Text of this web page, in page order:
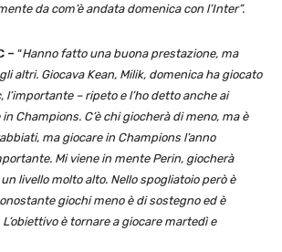
da com’è andata domenica con l’Inter”.
– “Hanno fatto una buona prestazione, ma
altri. Giocava Kean, Milik, domenica ha giocato
l’importante – ripeto e l’ho detto anche ai
Champions. C’è chi giocherà di meno, ma è
ma giocare in Champions l’anno
Mi viene in mente Perin, giocherà
livello molto alto. Nello spogliatoio però è
giochi meno è di sostegno ed è
è tornare a giocare martedì e